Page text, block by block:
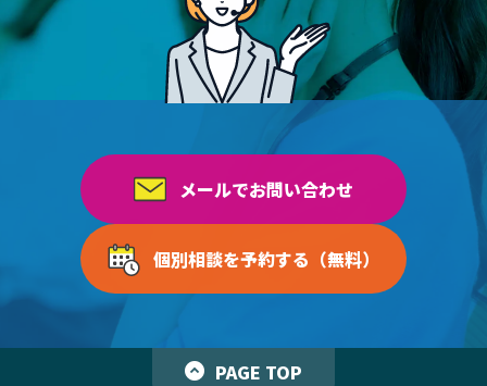
メールでお問い合わせ
個別相談を予約する（無料）
PAGE TOP